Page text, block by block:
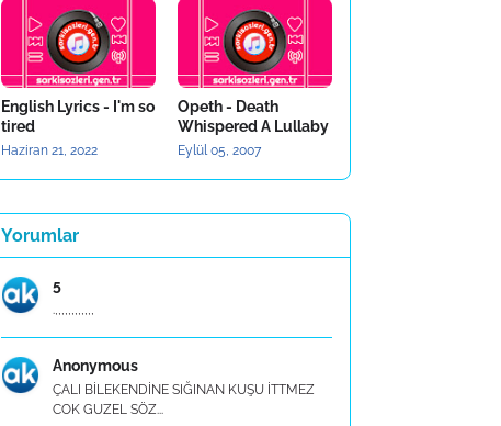
English Lyrics - I'm so
tired
Haziran 21, 2022
Opeth - Death
Whispered A Lullaby
Eylül 05, 2007
Yorumlar
5
.,,,,,,,,,,,,
Anonymous
ÇALI BİLEKENDİNE SIĞINAN KUŞU İTTMEZ
COK GUZEL SÖZ...